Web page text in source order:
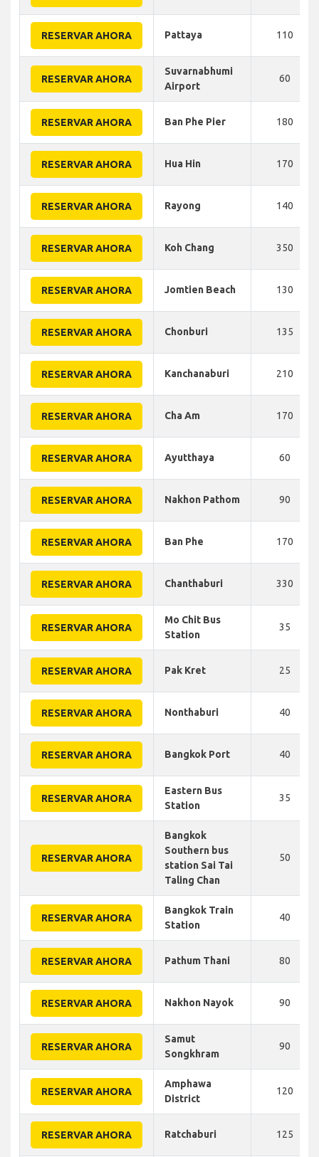
RESERVAR AHORA Pattaya 110
RESERVAR AHORA
Suvarnabhumi
Airport
60
RESERVAR AHORA Ban Phe Pier 180
RESERVAR AHORA Hua Hin 170
RESERVAR AHORA Rayong 140
RESERVAR AHORA Koh Chang 350
RESERVAR AHORA Jomtien Beach 130
RESERVAR AHORA Chonburi 135
RESERVAR AHORA Kanchanaburi 210
RESERVAR AHORA Cha Am 170
RESERVAR AHORA Ayutthaya 60
RESERVAR AHORA Nakhon Pathom 90
RESERVAR AHORA Ban Phe 170
RESERVAR AHORA Chanthaburi 330
RESERVAR AHORA
Mo Chit Bus
Station
35
RESERVAR AHORA Pak Kret 25
RESERVAR AHORA Nonthaburi 40
RESERVAR AHORA Bangkok Port 40
RESERVAR AHORA
Eastern Bus
Station
35
RESERVAR AHORA
Bangkok
Southern bus
station Sai Tai
Taling Chan
50
RESERVAR AHORA
Bangkok Train
Station
40
RESERVAR AHORA Pathum Thani 80
RESERVAR AHORA Nakhon Nayok 90
RESERVAR AHORA
Samut
Songkhram
90
RESERVAR AHORA
Amphawa
District
120
RESERVAR AHORA Ratchaburi 125